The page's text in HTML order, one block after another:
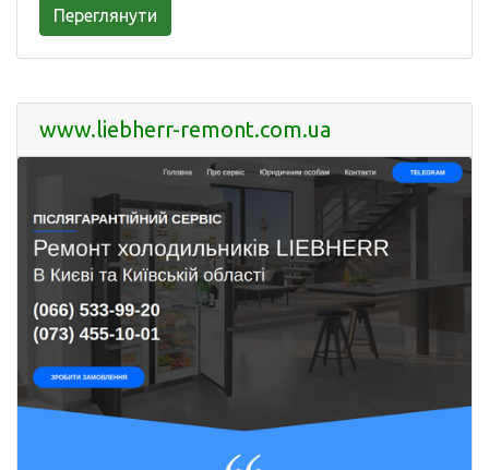
Переглянути
www.liebherr-remont.com.ua